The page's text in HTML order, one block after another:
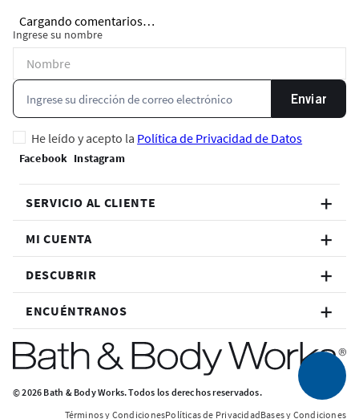
Cargando comentarios…
Ingrese su nombre
Enviar
He leído y acepto la Política de Privacidad de Datos
SERVICIO AL CLIENTE
MI CUENTA
DESCUBRIR
ENCUÉNTRANOS
© 2026 Bath & Body Works. Todos los derechos reservados.
Términos y CondicionesPolíticas de PrivacidadBases y Condiciones